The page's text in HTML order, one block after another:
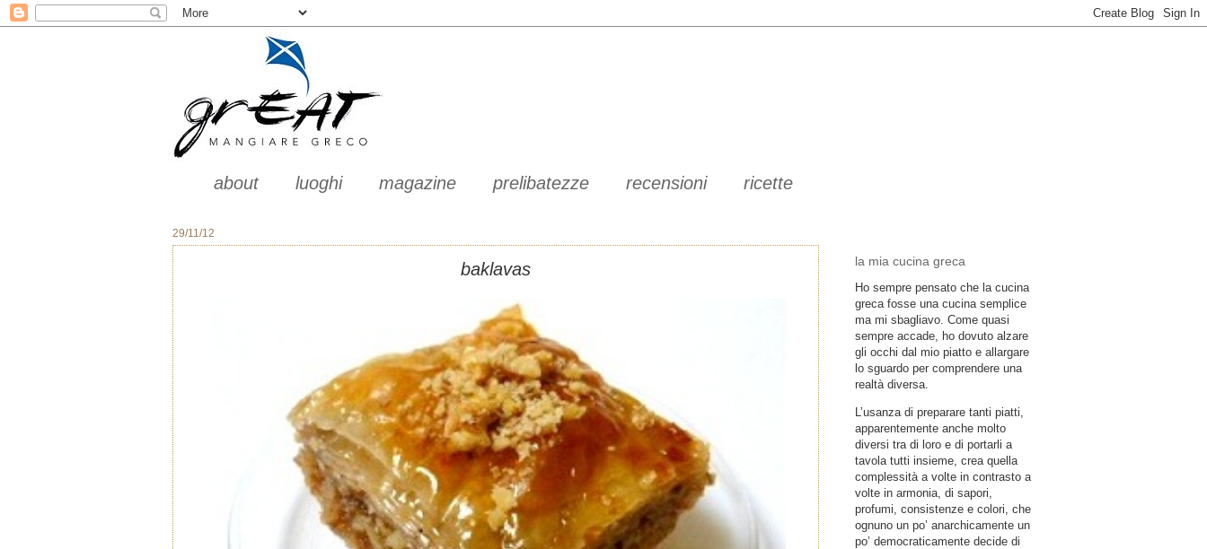
about luoghi magazine prelibatezze recensioni ricette
29/11/12
baklavas la mia cucina greca
Ho sempre pensato che la cucina
greca fosse una cucina semplice
ma mi sbagliavo. Come quasi
sempre accade, ho dovuto alzare
gli occhi dal mio piatto e allargare
lo sguardo per comprendere una
realtà diversa.
L’usanza di preparare tanti piatti,
apparentemente anche molto
diversi tra di loro e di portarli a
tavola tutti insieme, crea quella
complessità a volte in contrasto a
volte in armonia, di sapori,
profumi, consistenze e colori, che
ognuno un po’ anarchicamente un
po’ democraticamente decide di